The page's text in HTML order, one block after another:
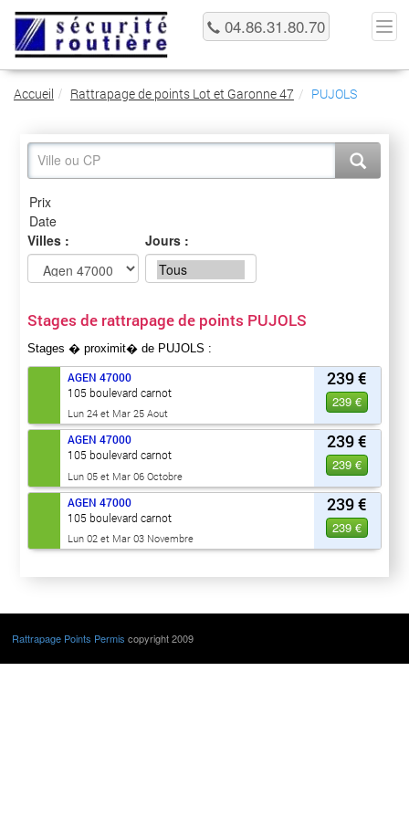
04.86.31.80.70
Accueil Rattrapage de points Lot et Garonne 47 PUJOLS
Villes : Jours :
Stages de rattrapage de points PUJOLS
Stages � proximit� de PUJOLS :
239 €
239 €
AGEN 47000
105 boulevard carnot
Lun 24 et Mar 25 Aout
239 €
239 €
AGEN 47000
105 boulevard carnot
Lun 05 et Mar 06 Octobre
239 €
239 €
AGEN 47000
105 boulevard carnot
Lun 02 et Mar 03 Novembre
Rattrapage Points Permis copyright 2009